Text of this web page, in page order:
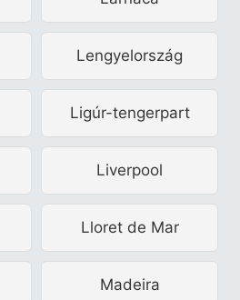
Lengyelország
Ligúr-tengerpart
Liverpool
Lloret de Mar
Madeira